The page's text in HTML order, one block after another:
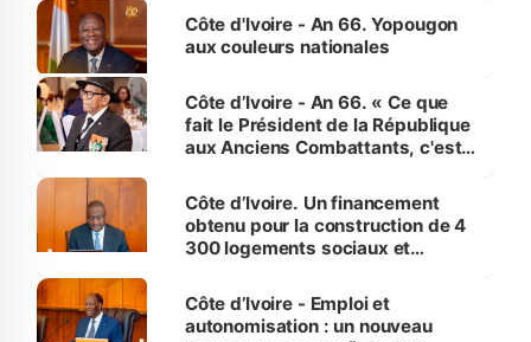
l'Etat de droit pour préserver les
vies humaines »
Côte d'Ivoire - An 66. Yopougon
aux couleurs nationales
Côte d’Ivoire - An 66. « Ce que
fait le Président de la République
aux Anciens Combattants, c'est
Côte d’Ivoire. Un financement
obtenu pour la construction de 4
300 logements sociaux et
et Yamoussoukro
Côte d’Ivoire - Emploi et
autonomisation : un nouveau